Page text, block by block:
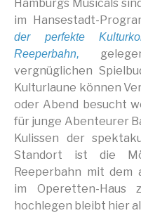
Hamburgs Musicals
im Hansestadt-
der perfekte
Reeperbahn,
vergnüglichen
Kulturlaune können
oder Abend besucht
für junge Abenteurer
Kulissen der
Standort ist die
Reeperbahn mit dem
im Operetten-Haus
hochlegen bleibt hier